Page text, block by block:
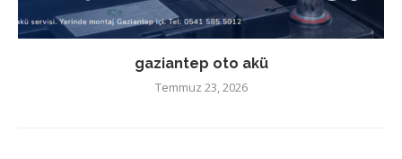
gaziantep oto akü
Temmuz 23, 2026